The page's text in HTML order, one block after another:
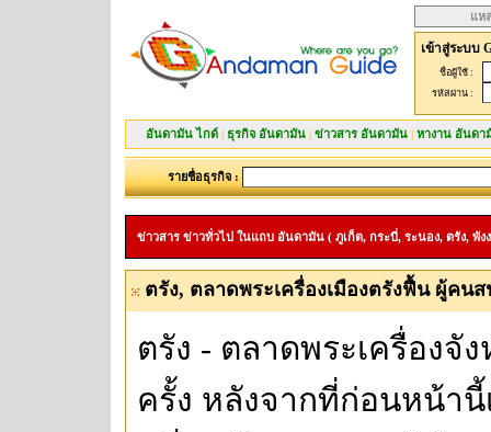
แห
เข้าสู่ระบบ
ชื่อผู้ใช้ :
รหัสผ่าน :
อันดามัน ไกด์ | ธุรกิจ อันดามัน | ข่าวสาร อันดามัน | หางาน อันดา
รายชื่อธุรกิจ :
ข่าวสาร ข่าวทั่วไป ในแถบ อันดามัน ( ภูเก็ต, กระบี่, ระนอง, ตรัง, พัง
ตรัง, ตลาดพระเครื่องเมืองตรังฟื้น ผู้คน
ตรัง - ตลาดพระเครื่องจั
ครั้ง หลังจากที่ก่อนหน้านี้